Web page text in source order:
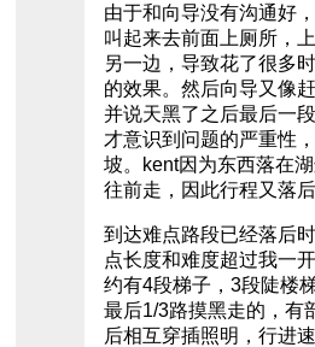
由于和向导没有沟通好
叫起来去前面上厕所，
另一边，导致花了很多
的效果。然后向导又像
并说天黑了之后最后一
才意识到问题的严重性
坡。kent因为东西落在
往前走，因此行程又落
到达难点路段已经落后
点长度和难度超过我一
约有4段梯子，3段陡楼
最后1/3路摸黑走的，有
后相互穿插照明，行进